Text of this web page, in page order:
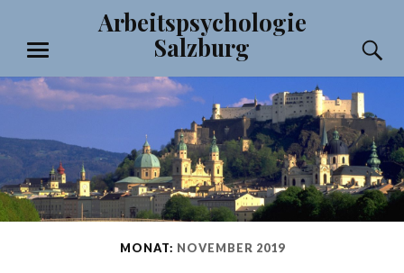
springen
Arbeitspsychologie
Salzburg
MENÜ
MONAT: NOVEMBER 2019